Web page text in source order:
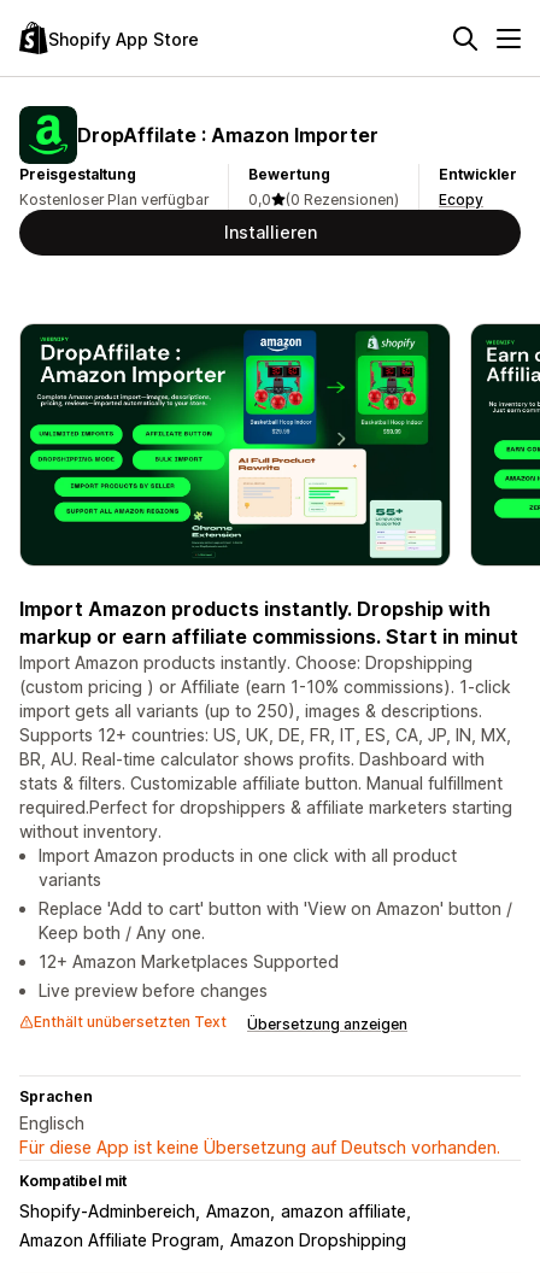
Shopify App Store
DropAffilate : Amazon Importer
Preisgestaltung
Kostenloser Plan verfügbar
Bewertung
0,0
(0 Rezensionen)
Entwickler
Ecopy
Installieren
Import Amazon products instantly. Dropship with
markup or earn affiliate commissions. Start in minut
Import Amazon products instantly. Choose: Dropshipping
(custom pricing ) or Affiliate (earn 1-10% commissions). 1-click
import gets all variants (up to 250), images & descriptions.
Supports 12+ countries: US, UK, DE, FR, IT, ES, CA, JP, IN, MX,
BR, AU. Real-time calculator shows profits. Dashboard with
stats & filters. Customizable affiliate button. Manual fulfillment
required.Perfect for dropshippers & affiliate marketers starting
without inventory.
Import Amazon products in one click with all product
variants
Replace 'Add to cart' button with 'View on Amazon' button /
Keep both / Any one.
12+ Amazon Marketplaces Supported
Live preview before changes
Enthält unübersetzten Text Übersetzung anzeigen
Sprachen
Englisch
Für diese App ist keine Übersetzung auf Deutsch vorhanden.
Kompatibel mit
Shopify-Adminbereich Amazon amazon affiliate
Amazon Affiliate Program Amazon Dropshipping